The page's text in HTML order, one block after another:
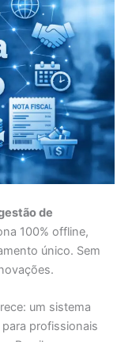
de
100% offline,
único. Sem
um sistema
profissionais